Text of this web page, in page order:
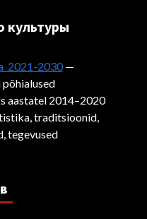
культуры
2021-2030—
aastatel 2014–2020
traditsioonid,
tegevused